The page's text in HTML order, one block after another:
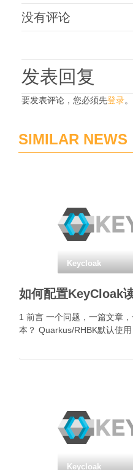
没有评论
发表回复
要发表评论，您必须先登录。
SIMILAR NEWS
Keycloak
如何配置KeyCloak
1 前言 一个问题，一篇文章
本？ Quarkus/RHBK默认使用
Keycloak